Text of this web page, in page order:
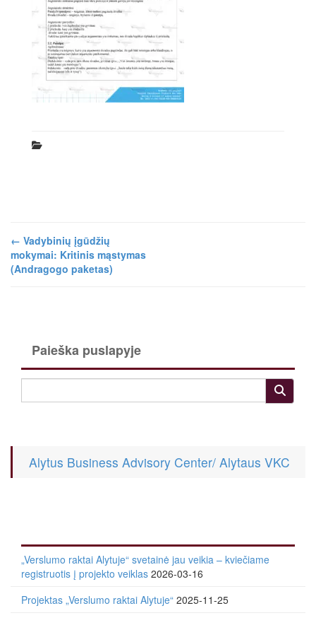
← Vadybinių įgūdžių
mokymai: Kritinis mąstymas
(Andragogo paketas)
Paieška puslapyje
Alytus Business Advisory Center/ Alytaus VKC
„Verslumo raktai Alytuje“ svetainė jau veikia – kviečiame
registruotis į projekto veiklas 2026-03-16
Projektas „Verslumo raktai Alytuje“ 2025-11-25